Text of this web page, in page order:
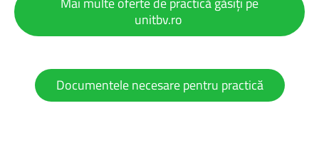
unitbv.ro
Documentele necesare pentru practică